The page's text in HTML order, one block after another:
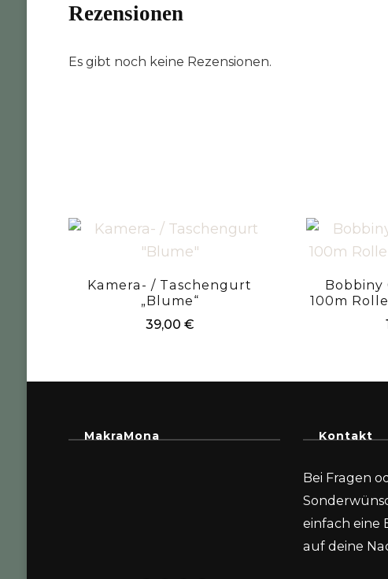
Rezensionen
Es gibt noch keine Rezensionen.
Kamera- / Taschengurt
„Blume“
39,00 €
Bobbiny
100m
MakraMona Kontakt
Bei Fragen
einfach eine
auf deine